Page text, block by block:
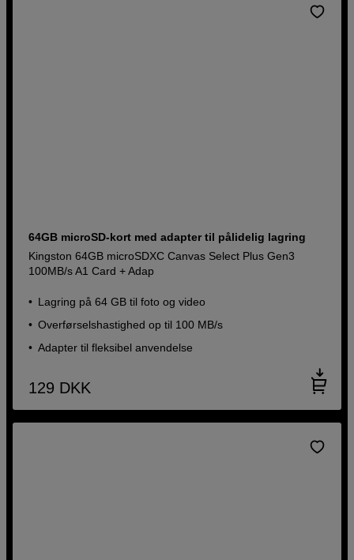
64GB microSD-kort med adapter til pålidelig lagring
Kingston 64GB microSDXC Canvas Select Plus Gen3
100MB/s A1 Card + Adap
Lagring på 64 GB til foto og video
Overførselshastighed op til 100 MB/s
Adapter til fleksibel anvendelse
129 DKK